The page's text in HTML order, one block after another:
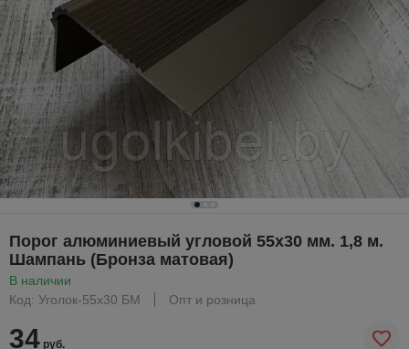
Порог алюминиевый угловой 55х30 мм. 1,8 м.
Шампань (Бронза матовая)
В наличии
Код: Уголок-55х30 БМ
Опт и розница
34 руб.